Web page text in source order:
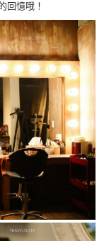
回憶哦！